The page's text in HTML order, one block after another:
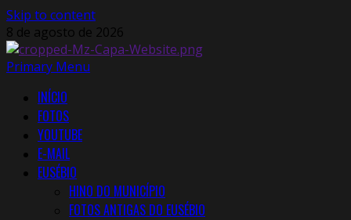
Skip to content
8 de agosto de 2026
Primary Menu
INÍCIO
FOTOS
YOUTUBE
E-MAIL
EUSÉBIO
HINO DO MUNICÍPIO
FOTOS ANTIGAS DO EUSÉBIO